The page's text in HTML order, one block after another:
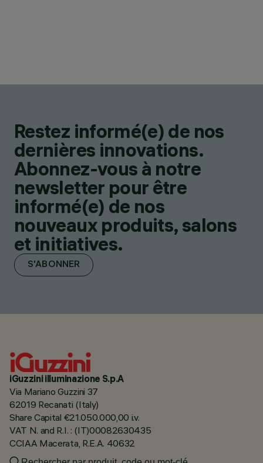
Restez informé(e) de nos
dernières innovations.
Abonnez-vous à notre
newsletter pour être
informé(e) de nos
nouveaux produits, salons
et initiatives.
S'ABONNER
iGuzzini illuminazione S.p.A
Via Mariano Guzzini 37
62019 Recanati (Italy)
Share Capital €21.050.000,00 i.v.
VAT N. and R.I. : (IT)00082630435
CCIAA Macerata, R.E.A. 40632